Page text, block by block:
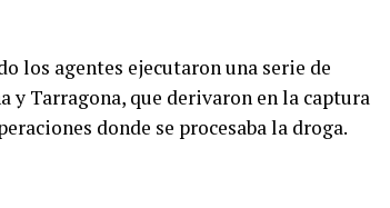
los agentes ejecutaron una serie de
Tarragona, que derivaron en la captura
donde se procesaba la droga.